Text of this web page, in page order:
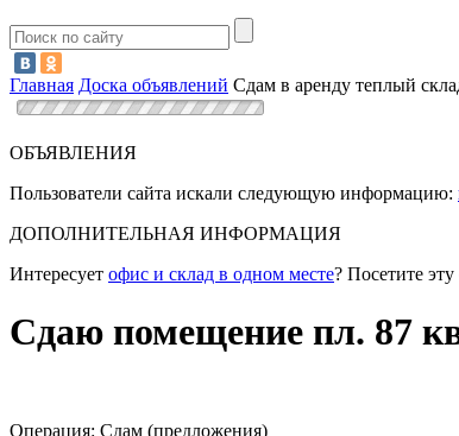
Главная Доска объявлений Сдам в аренду теплый
ОБЪЯВЛЕНИЯ
Пользователи сайта искали следующую информацию:
ДОПОЛНИТЕЛЬНАЯ ИНФОРМАЦИЯ
Интересует офис и склад в одном месте? Посетите эту
Сдаю помещение пл. 87
Операция: Сдам (предложения)